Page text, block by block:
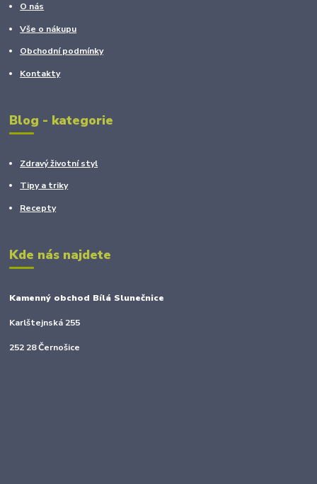
O nás
Vše o nákupu
Obchodní podmínky
Kontakty
Blog - kategorie
Zdravý životní styl
Tipy a triky
Recepty
Kde nás najdete
Kamenný obchod Bílá Slunečnice
Karlštejnská 255
252 28 Černošice